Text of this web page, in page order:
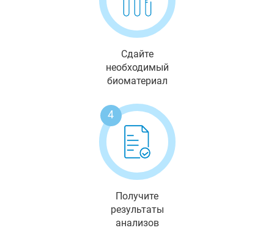
Сдайте
необходимый
биоматериал
4
Получите
результаты
анализов